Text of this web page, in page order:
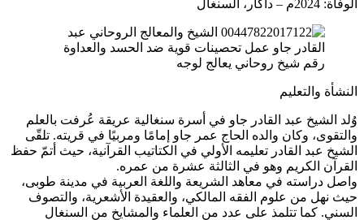
الوفاة: 2024م – داكار، السنغال
رقم شيخ روحاني يعالج لوجه
النشأة والتعليم
وُلد الشيخ عبد القادر جاو في أسرة سنغالية عريقة عُرفت بالعلم
والتقوى، وكان والده الحاج عمر جاو إمامًا ومربيًا في قريته. تلقّى
الشيخ عبد القادر تعليمه الأولي في الكتاتيب القرآنية، حيث أتمّ حفظ
القرآن الكريم وهو في الثالثة عشرة من عمره.
واصل دراسته في معاهد الشريعة واللغة العربية في مدينة طوبى،
حيث نهل من علوم الفقه المالكي، والعقيدة الأشعرية، والتصوف
السني. كما تتلمذ على عدد من العلماء والمشايخ من السنغال